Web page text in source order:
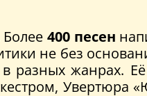
Более400 песен
не без
в разных жанрах.
Увертюра